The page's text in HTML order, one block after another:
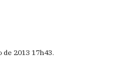
de 2013 17h43.